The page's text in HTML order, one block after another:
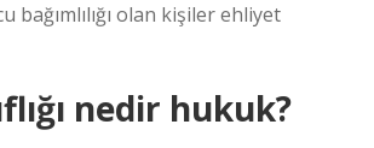
bağımlılığı olan kişiler ehliyet
nedir hukuk?